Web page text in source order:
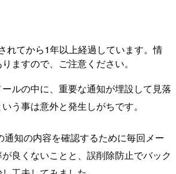
れてから1年以上経過しています。情
ますので、ご注意ください。
ルの中に、重要な通知が埋設して見落
う事は意外と発生しがちです。
通知の内容を確認するために毎回メー
良くないことと、誤削除防止でバック